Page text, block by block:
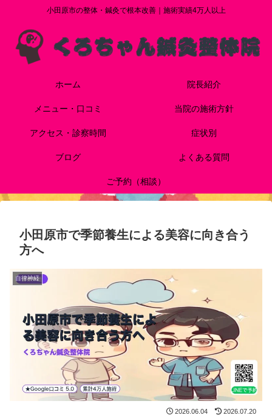
小田原市の整体・鍼灸で根本改善｜施術実績4万人以上
ホーム 院長紹介
メニュー・口コミ 当院の施術方針
アクセス・診察時間 症状別
ブログ よくある質問
ご予約（相談）
小田原市で季節養生による美容に向き合う
方へ
自律神経
2026.06.04 2026.07.20